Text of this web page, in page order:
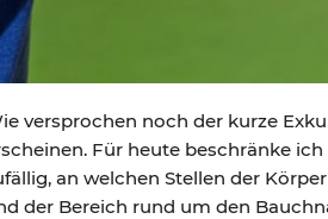
versprochen noch der kurze
Für heute beschränke
an welchen Stellen der
der Bereich rund um den